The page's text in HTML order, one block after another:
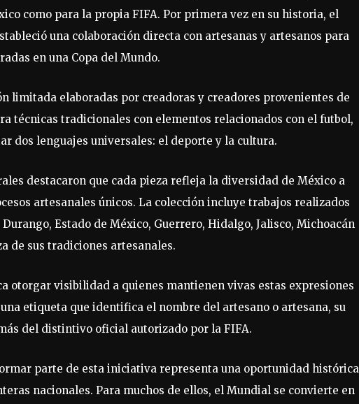
como para la propia FIFA. Por primera vez en su historia, el
una colaboración directa con artesanas y artesanos para
en una Copa del Mundo.
limitada elaboradas por creadoras y creadores provenientes de
técnicas tradicionales con elementos relacionados con el futbol,
dos lenguajes universales: el deporte y la cultura.
destacaron que cada pieza refleja la diversidad de México a
artesanales únicos. La colección incluye trabajos realizados
Estado de México, Guerrero, Hidalgo, Jalisco, Michoacán
de sus tradiciones artesanales.
otorgar visibilidad a quienes mantienen vivas estas expresiones
etiqueta que identifica el nombre del artesano o artesana, su
del distintivo oficial autorizado por la FIFA.
parte de esta iniciativa representa una oportunidad histórica
nacionales. Para muchos de ellos, el Mundial se convierte en